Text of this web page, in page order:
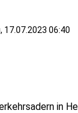
17.07.2023 06:40
in